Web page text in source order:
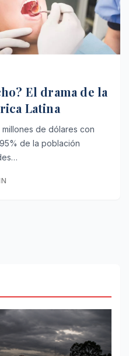
El drama de la
Latina
de dólares con
de la población